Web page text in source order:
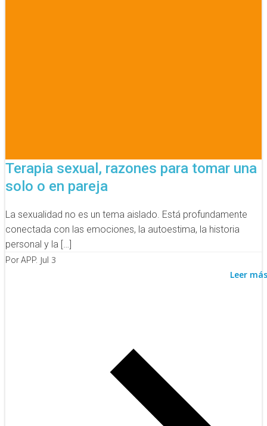
Terapia sexual, razones para tomar una
solo o en pareja
La sexualidad no es un tema aislado. Está profundamente
conectada con las emociones, la autoestima, la historia
personal y la […]
Por APP. Jul 3
Leer más